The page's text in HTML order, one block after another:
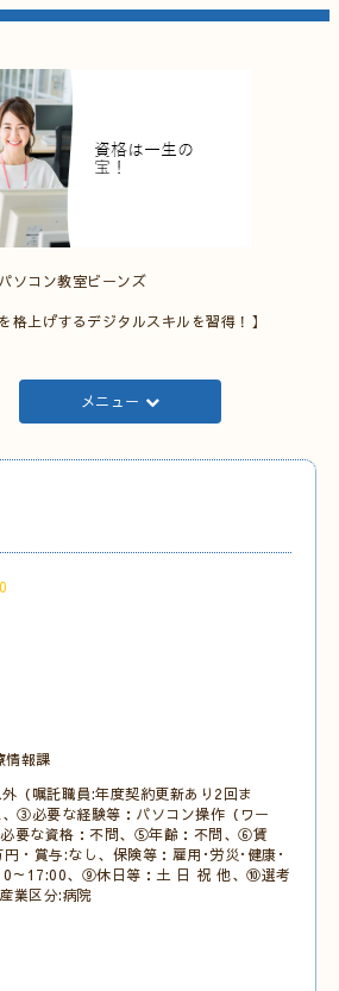
パソコン教室ビーンズ
格上げするデジタルスキルを習得！】
メニュー
報課
（嘱託職員:年度契約更新あり2回ま
③必要な経験等：パソコン操作（ワー
要な資格：不問、⑤年齢：不問、⑥賃
・賞与:なし、保険等：雇用･労災･健康･
～17:00、⑨休日等：土 日 祝 他、⑩選考
業区分:病院